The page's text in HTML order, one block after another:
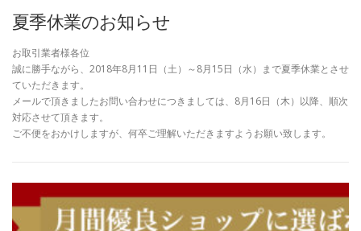
夏季休業のお知らせ
お取引業者様各位
誠に勝手ながら、2018年8月11日（土）～8月15日（水）まで夏季休業とさせ
ていただきます。
メールで頂きましたお問い合わせにつきましては、8月16日（木）以降、順次
対応させて頂きます。
ご不便をおかけしますが、何卒ご理解いただきますようお願い致します。